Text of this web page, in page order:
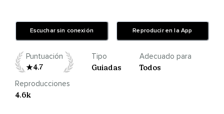
Escuchar sin conexión Reproducir en la App
Puntuación
4.7
Tipo
Guiadas
Adecuado para
Todos
Reproducciones
4.6k